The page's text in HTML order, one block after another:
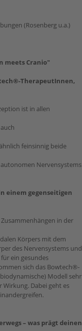
(Rosenberg u.a.)
meets Cranio"
TherapeutInnen,
ist in allen
feinsinnig beide
Nervensystems
einem gegenseitigen
in der
Körpers mit dem
des Nervensystems und
ein gesundes
sich das Bowtech®-
Modell sehr
Dabei geht es
– was prägt deinen